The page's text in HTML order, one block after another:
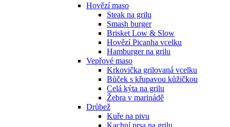
Hovězí maso
Steak na grilu
Smash burger
Brisket Low & Slow
Hovězí Picanha vcelku
Hamburger na grilu
Vepřové maso
Krkovička grilovaná vcelku
Bůček s křupavou kůžičkou
Celá kýta na grilu
Žebra v marinádě
Drůbež
Kuře na pivu
Kachní prsa na grilu